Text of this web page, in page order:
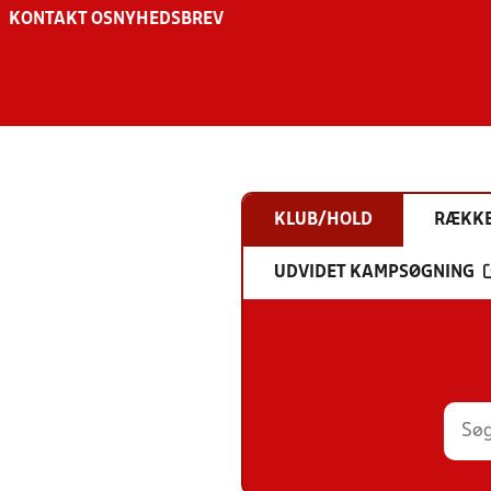
KONTAKT OS NYHEDSBREV
KLUB/HOLD
UDVIDET KAMPSØGNING